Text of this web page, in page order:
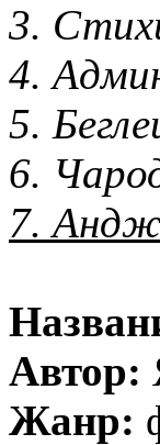
3.
4.
5.
6.
7.
Автор:
Жанр: